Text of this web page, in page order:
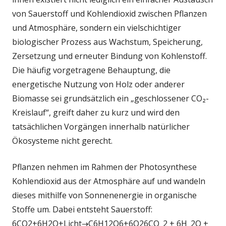
von Sauerstoff und Kohlendioxid zwischen Pflanzen
und Atmosphäre, sondern ein vielschichtiger
biologischer Prozess aus Wachstum, Speicherung,
Zersetzung und erneuter Bindung von Kohlenstoff.
Die häufig vorgetragene Behauptung, die
energetische Nutzung von Holz oder anderer
Biomasse sei grundsätzlich ein „geschlossener CO₂-
Kreislauf“, greift daher zu kurz und wird den
tatsächlichen Vorgängen innerhalb natürlicher
Ökosysteme nicht gerecht.
Pflanzen nehmen im Rahmen der Photosynthese
Kohlendioxid aus der Atmosphäre auf und wandeln
dieses mithilfe von Sonnenenergie in organische
Stoffe um. Dabei entsteht Sauerstoff:
6CO2+6H2O+Licht→C6H12O6+6O26CO_2 + 6H_2O +